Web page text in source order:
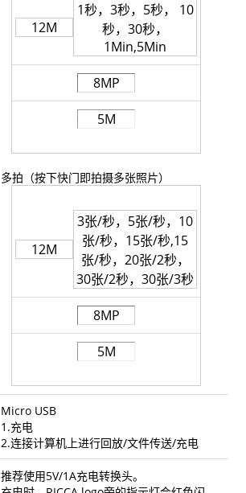
12M
1秒，3秒，5秒， 10
秒，30秒，
1Min,5Min
8MP
5M
多拍（按下快门即拍摄多张照片）
12M
3张/秒，5张/秒，10
张/秒，15张/秒,15
张/秒，20张/2秒，
30张/2秒，30张/3秒
8MP
5M
Micro USB
1.充电
2.连接计算机上进行回放/文件传送/充电
推荐使用5V/1A充电转换头。